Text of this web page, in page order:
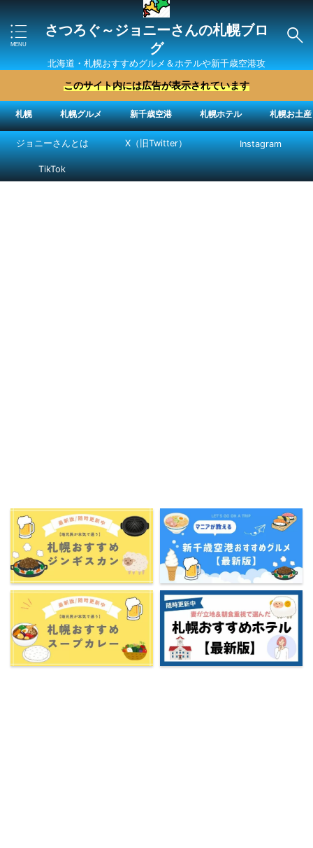
さつろぐ～ジョニーさんの札幌ブロ
グ
北海道・札幌おすすめグルメ＆ホテルや新千歳空港攻
略法を紹介 ″ジョニーさん“で検索
このサイト内には広告が表示されています
札幌 札幌グルメ 新千歳空港 札幌ホテル 札幌お土産
ジョニーさんとは X（旧Twitter） Instagram
TikTok